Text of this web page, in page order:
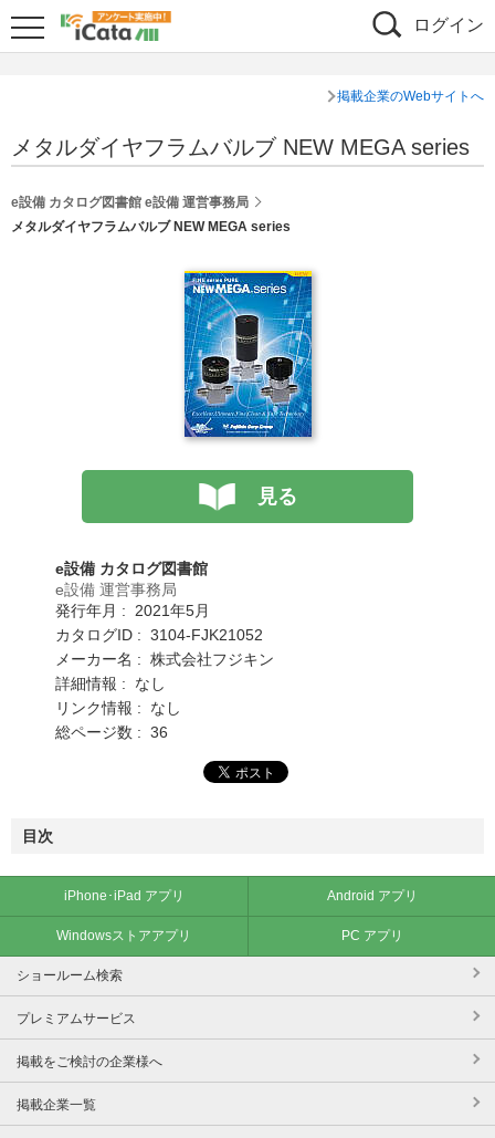
ログイン
掲載企業のWebサイトへ
メタルダイヤフラムバルブ NEW MEGA series
e設備 カタログ図書館 e設備 運営事務局
メタルダイヤフラムバルブ NEW MEGA series
見る
e設備 カタログ図書館
e設備 運営事務局
発行年月 : 2021年5月
カタログID : 3104-FJK21052
メーカー名 : 株式会社フジキン
詳細情報 : なし
リンク情報 : なし
総ページ数 : 36
目次
iPhone･iPad アプリ Android アプリ
Windowsストアアプリ PC アプリ
ショールーム検索
プレミアムサービス
掲載をご検討の企業様へ
掲載企業一覧